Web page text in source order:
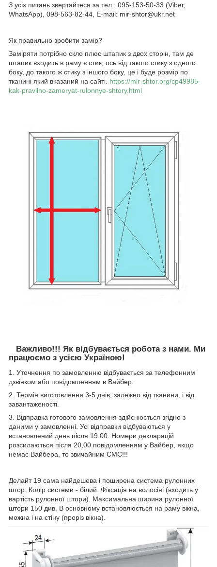
З усіх питань звертайтеся за тел.: 095-153-50-33 (Viber,
WhatsApp), 098-563-82-44, E-mail: mir-shtor@ukr.net
Як правильно зробити замір?
Заміряти потрібно скло плюс штапик з двох сторін, там де
штапик входить в раму є стик, ось від такого стику з одного
боку, до такого ж стику з іншого боку, це і буде розмір по
тканині який вказаний на сайті. https://mir-shtor.org/cp49985-
kak-pravilno-zameryat-rulonnye-shtory.html
Важливо!!! Як відбувається робота з нами. Ми
працюємо з усією Україною!
1. Уточнення по замовленню відбувається за телефонним
дзвінком або повідомленням в Вайбер.
2. Термін виготовлення 3-5 днів, залежно від тканини, і від
завантаженості.
3. Відправка готового замовлення здійснюється згідно з
даними у замовленні. Усі відправки відбуваються у
встановлений день після 19.00. Номери декларацій
розсилаються після 20,00 повідомленням у Вайбер, якщо
немає Вайбера, то звичайним СМС!!!
Делайт 19 сама найдешева і поширена система рулонних
штор. Колір системи - білий. Фіксація на волосіні (входить у
вартість рулонної штори). Максимальна ширина рулонної
штори 150 див. В основному встановлюється на раму вікна,
можна і на стіну (проріз вікна).